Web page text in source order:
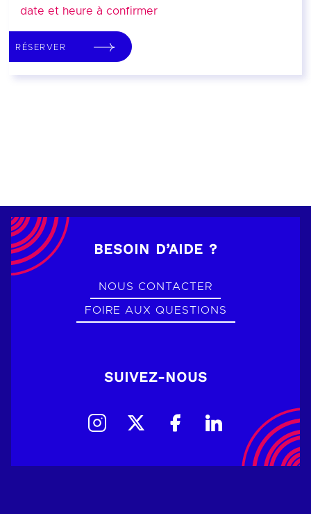
date et heure à confirmer
RÉSERVER
BESOIN D’AIDE ?
NOUS CONTACTER
FOIRE AUX QUESTIONS
SUIVEZ-NOUS